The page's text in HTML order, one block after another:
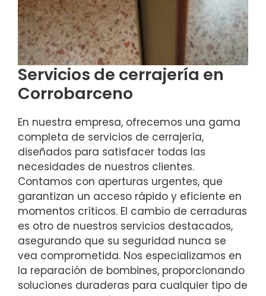
Servicios de cerrajería en
Corrobarceno
En nuestra empresa, ofrecemos una gama
completa de servicios de cerrajería,
diseñados para satisfacer todas las
necesidades de nuestros clientes.
Contamos con aperturas urgentes, que
garantizan un acceso rápido y eficiente en
momentos críticos. El cambio de cerraduras
es otro de nuestros servicios destacados,
asegurando que su seguridad nunca se
vea comprometida. Nos especializamos en
la reparación de bombines, proporcionando
soluciones duraderas para cualquier tipo de